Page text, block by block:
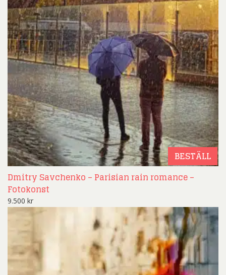
BESTÄLL
Dmitry Savchenko – Parisian rain romance –
Fotokonst
9.500 kr